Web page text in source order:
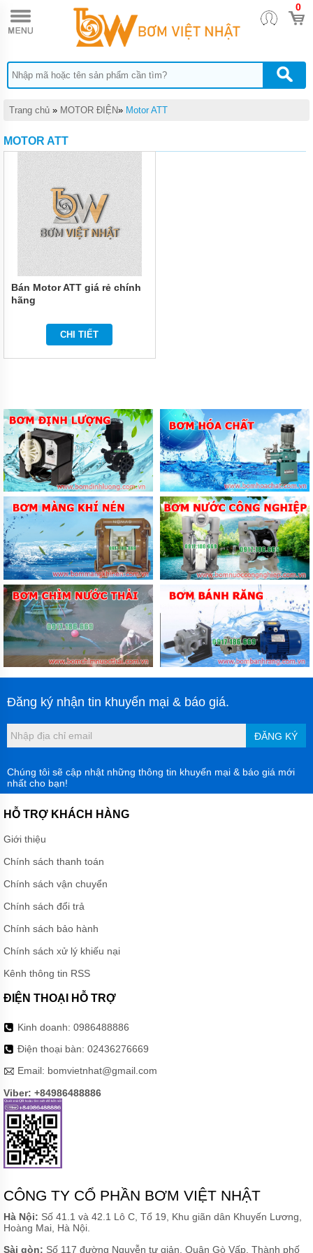
0
TRANG
CHỦ
BƠM
NƯỚC
ĐIỆN
MÁY
NƯỚC
NÓNG
QUẠT
ĐIỆN
XÂY
ĐIỆN
MÁY
ĐIỆN
NƯỚC
THEO
HÃNG
MÁY
BƠM
CÔNG
NGHIỆP
TIN
TỨC
GIỚI
THIỆU
SẢN
PHẨM
MỚI
LIÊN
HỆ
Trang chủ » MOTOR ĐIỆN» Motor ATT
MOTOR ATT
Bán Motor ATT giá rẻ chính
hãng
CHI TIẾT
Đăng ký nhận tin khuyến mại & báo giá.
ĐĂNG KÝ
Chúng tôi sẽ cập nhật những thông tin khuyến mại & báo giá mới
nhất cho bạn!
HỖ TRỢ KHÁCH HÀNG
Giới thiệu
Chính sách thanh toán
Chính sách vận chuyển
Chính sách đổi trả
Chính sách bảo hành
Chính sách xử lý khiếu nại
Kênh thông tin RSS
ĐIỆN THOẠI HỖ TRỢ
Kinh doanh: 0986488886
Điện thoại bàn: 02436276669
Email: bomvietnhat@gmail.com
Viber: +84986488886
CÔNG TY CỔ PHẦN BƠM VIỆT NHẬT
Hà Nội: Số 41.1 và 42.1 Lô C, Tổ 19, Khu giãn dân Khuyến Lương,
Hoàng Mai, Hà Nội.
Sài gòn: Số 117 đường Nguyễn tư giản, Quận Gò Vấp, Thành phố